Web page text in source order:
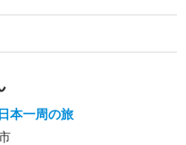
本一周の旅